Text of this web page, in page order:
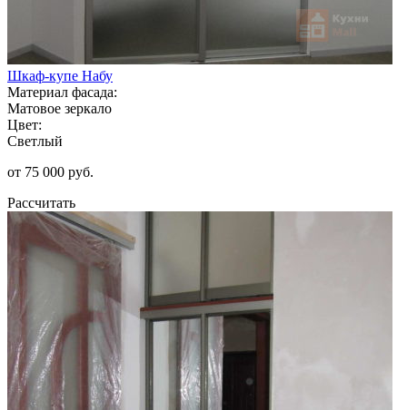
Шкаф-купе Набу
Материал фасада:
Матовое зеркало
Цвет:
Светлый
от 75 000 руб.
Рассчитать